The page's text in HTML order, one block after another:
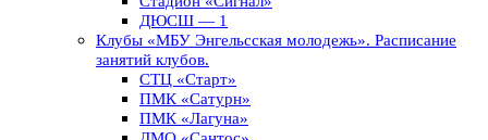
ДЮСШ — 1
Клубы «МБУ Энгельсская молодежь». Расписание
занятий клубов.
СТЦ «Старт»
ПМК «Сатурн»
ПМК «Лагуна»